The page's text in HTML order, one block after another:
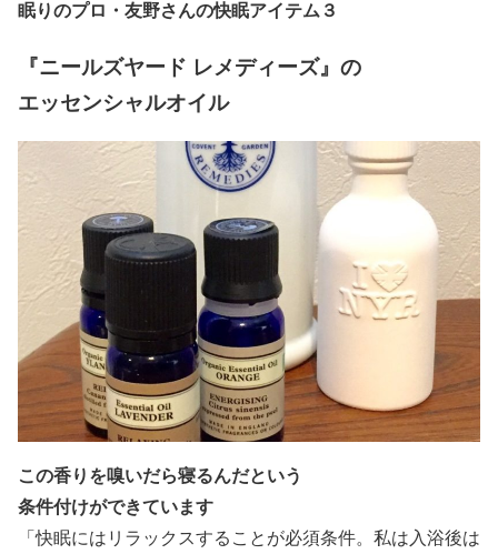
眠りのプロ・友野さんの快眠アイテム３
『ニールズヤード レメディーズ』の
エッセンシャルオイル
この香りを嗅いだら寝るんだという
条件付けができています
「快眠にはリラックスすることが必須条件。私は入浴後は